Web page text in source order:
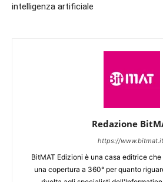
intelligenza artificiale
Redazione
https://
BitMAT Edizioni è una casa editrice
una copertura a 360° per quanto